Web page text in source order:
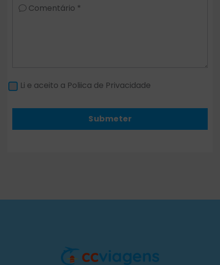
Comentário *
Li e aceito a Poliica de Privacidade
Submeter